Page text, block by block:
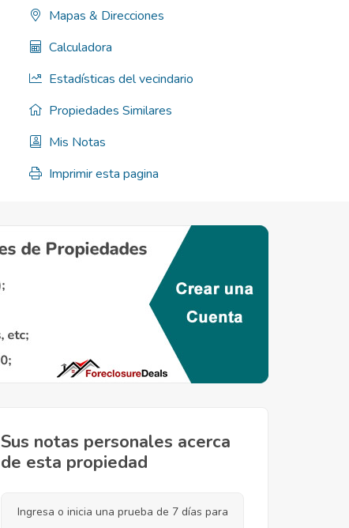
Mapas & Direcciones
Calculadora
Estadísticas del vecindario
Propiedades Similares
Mis Notas
Imprimir esta pagina
Sus notas personales acerca
de esta propiedad